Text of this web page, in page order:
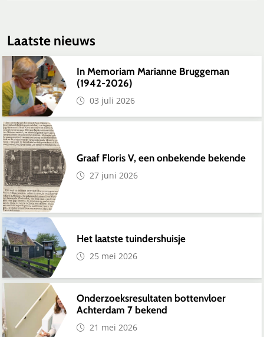
Laatste nieuws
In Memoriam Marianne Bruggeman
(1942-2026)
03 juli 2026
Graaf Floris V, een onbekende bekende
27 juni 2026
Het laatste tuindershuisje
25 mei 2026
Onderzoeksresultaten bottenvloer
Achterdam 7 bekend
21 mei 2026